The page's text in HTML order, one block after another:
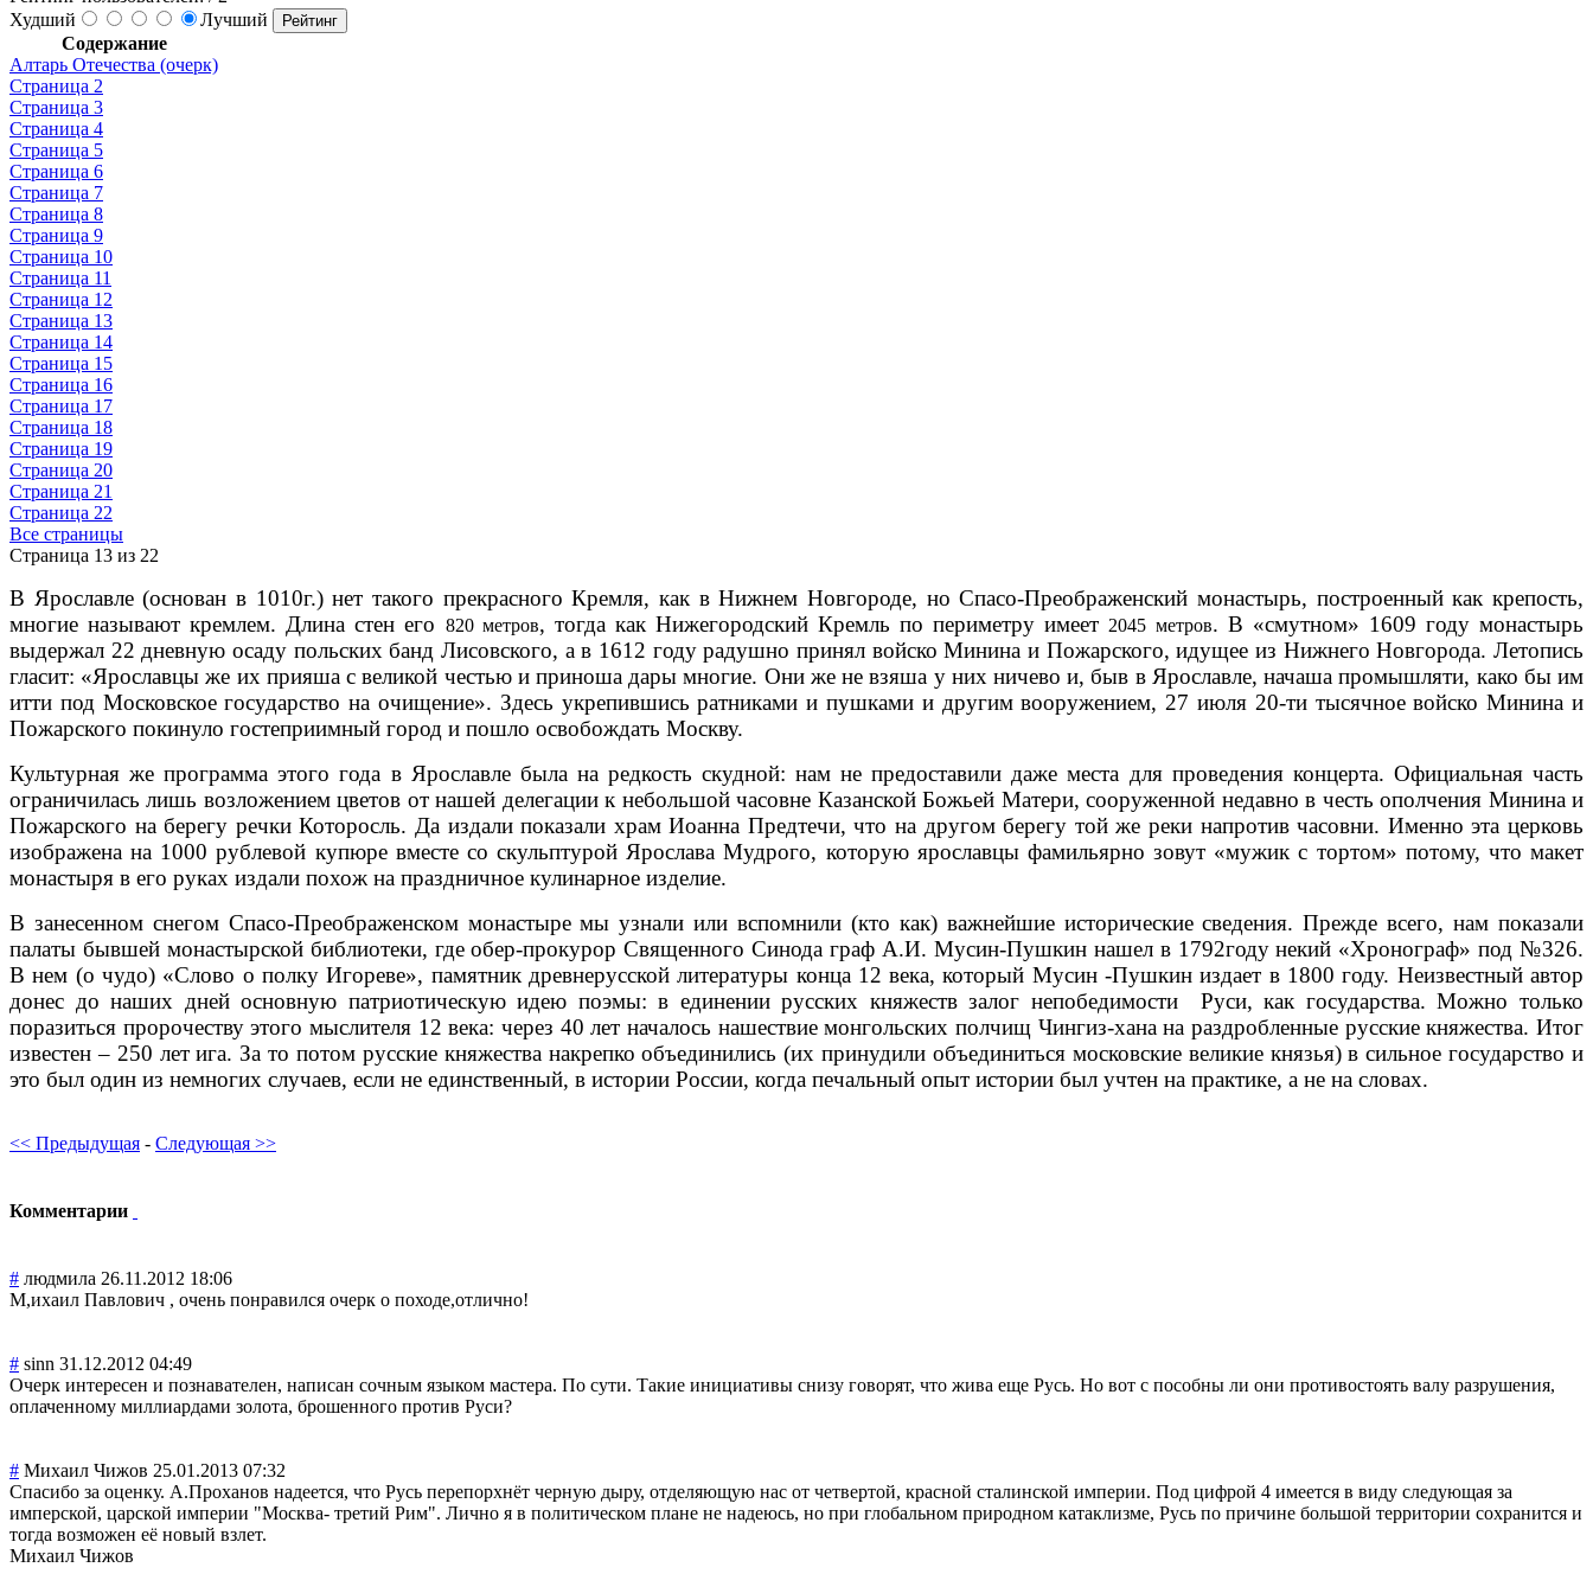
Худший
Лучший
Содержание
Алтарь Отечества (очерк)
Страница 2
Страница 3
Страница 4
Страница 5
Страница 6
Страница 7
Страница 8
Страница 9
Страница 10
Страница 11
Страница 12
Страница 13
Страница 14
Страница 15
Страница 16
Страница 17
Страница 18
Страница 19
Страница 20
Страница 21
Страница 22
Все страницы
Страница 13 из 22
В Ярославле (основан в 1010г.) нет такого прекрасного Кремля, как в Нижнем Новгороде, но Спасо-Преображенский монастырь, построенный как крепость,
многие называют кремлем. Длина стен его 820 метров, тогда как Нижегородский Кремль по периметру имеет 2045 метров. В «смутном» 1609 году монастырь
выдержал 22 дневную осаду польских банд Лисовского, а в 1612 году радушно принял войско Минина и Пожарского, идущее из Нижнего Новгорода. Летопись
гласит: «Ярославцы же их прияша с великой честью и приноша дары многие. Они же не взяша у них ничево и, быв в Ярославле, начаша промышляти, како бы им
итти под Московское государство на очищение». Здесь укрепившись ратниками и пушками и другим вооружением, 27 июля 20-ти тысячное войско Минина и
Пожарского покинуло гостеприимный город и пошло освобождать Москву.
Культурная же программа этого года в Ярославле была на редкость скудной: нам не предоставили даже места для проведения концерта. Официальная часть
ограничилась лишь возложением цветов от нашей делегации к небольшой часовне Казанской Божьей Матери, сооруженной недавно в честь ополчения Минина и
Пожарского на берегу речки Которосль. Да издали показали храм Иоанна Предтечи, что на другом берегу той же реки напротив часовни. Именно эта церковь
изображена на 1000 рублевой купюре вместе со скульптурой Ярослава Мудрого, которую ярославцы фамильярно зовут «мужик с тортом» потому, что макет
монастыря в его руках издали похож на праздничное кулинарное изделие.
В занесенном снегом Спасо-Преображенском монастыре мы узнали или вспомнили (кто как) важнейшие исторические сведения. Прежде всего, нам показали
палаты бывшей монастырской библиотеки, где обер-прокурор Священного Синода граф А.И. Мусин-Пушкин нашел в 1792году некий «Хронограф» под №326.
В нем (о чудо) «Слово о полку Игореве», памятник древнерусской литературы конца 12 века, который Мусин -Пушкин издает в 1800 году. Неизвестный автор
донес до наших дней основную патриотическую идею поэмы: в единении русских княжеств залог непобедимости Руси, как государства. Можно только
поразиться пророчеству этого мыслителя 12 века: через 40 лет началось нашествие монгольских полчищ Чингиз-хана на раздробленные русские княжества. Итог
известен – 250 лет ига. За то потом русские княжества накрепко объединились (их принудили объединиться московские великие князья) в сильное государство и
это был один из немногих случаев, если не единственный, в истории России, когда печальный опыт истории был учтен на практике, а не на словах.
<< Предыдущая - Следующая >>
Комментарии
# людмила 26.11.2012 18:06
М,ихаил Павлович , очень понравился очерк о походе,отлично!
# sinn 31.12.2012 04:49
Очерк интересен и познавателен, написан сочным языком мастера. По сути. Такие инициативы снизу говорят, что жива еще Русь. Но вот с пособны ли они противостоять валу разрушения,
оплаченному миллиардами золота, брошенного против Руси?
# Михаил Чижов 25.01.2013 07:32
Спасибо за оценку. А.Проханов надеется, что Русь перепорхнёт черную дыру, отделяющую нас от четвертой, красной сталинской империи. Под цифрой 4 имеется в виду следующая за
имперской, царской империи "Москва- третий Рим". Лично я в политическом плане не надеюсь, но при глобальном природном катаклизме, Русь по причине большой территории сохранится и
тогда возможен её новый взлет.
Михаил Чижов